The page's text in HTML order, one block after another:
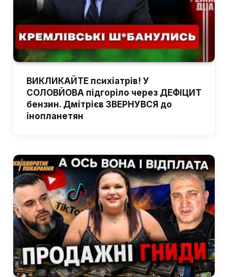
ВИКЛИКАЙТЕ психіатрів! У
СОЛОВЙОВА підгоріло через ДЕФІЦИТ
бензин. Дмітрієв ЗВЕРНУВСЯ до
інопланетян